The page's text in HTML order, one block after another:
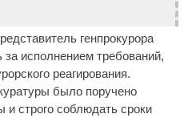
генпрокурора
за исполнением требований,
реагирования.
было поручено
и строго соблюдать сроки